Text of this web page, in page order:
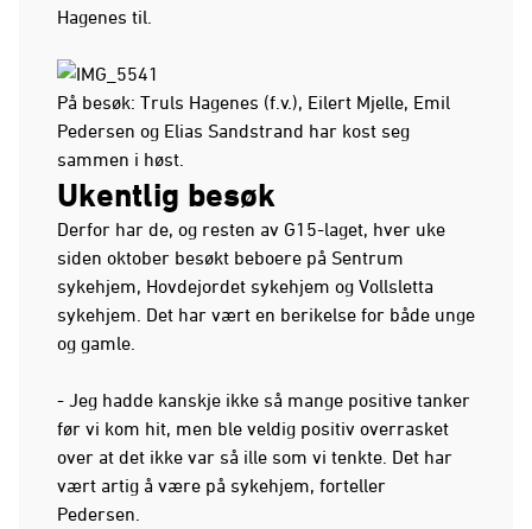
Hagenes til.
På besøk: Truls Hagenes (f.v.), Eilert Mjelle, Emil
Pedersen og Elias Sandstrand har kost seg
sammen i høst.
Ukentlig besøk
Derfor har de, og resten av G15-laget, hver uke
siden oktober besøkt beboere på Sentrum
sykehjem, Hovdejordet sykehjem og Vollsletta
sykehjem. Det har vært en berikelse for både unge
og gamle.
- Jeg hadde kanskje ikke så mange positive tanker
før vi kom hit, men ble veldig positiv overrasket
over at det ikke var så ille som vi tenkte. Det har
vært artig å være på sykehjem, forteller
Pedersen.